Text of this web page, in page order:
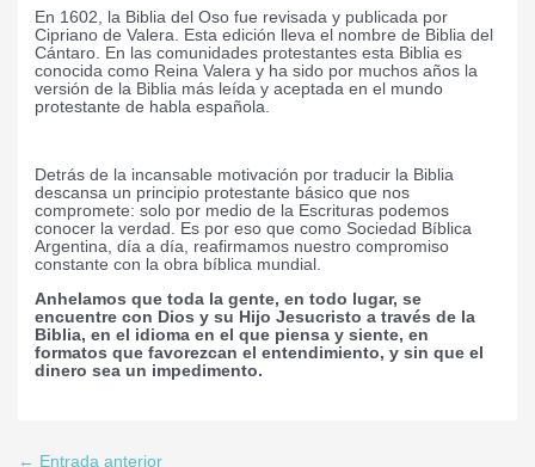
En 1602, la Biblia del Oso fue revisada y publicada por
Cipriano de Valera. Esta edición lleva el nombre de Biblia del
Cántaro. En las comunidades protestantes esta Biblia es
conocida como Reina Valera y ha sido por muchos años la
versión de la Biblia más leída y aceptada en el mundo
protestante de habla española.
Detrás de la incansable motivación por traducir la Biblia
descansa un principio protestante básico que nos
compromete: solo por medio de la Escrituras podemos
conocer la verdad. Es por eso que como Sociedad Bíblica
Argentina, día a día, reafirmamos nuestro compromiso
constante con la obra bíblica mundial.
Anhelamos que toda la gente, en todo lugar, se
encuentre con Dios y su Hijo Jesucristo a través de la
Biblia, en el idioma en el que piensa y siente, en
formatos que favorezcan el entendimiento, y sin que el
dinero sea un impedimento.
← Entrada anterior